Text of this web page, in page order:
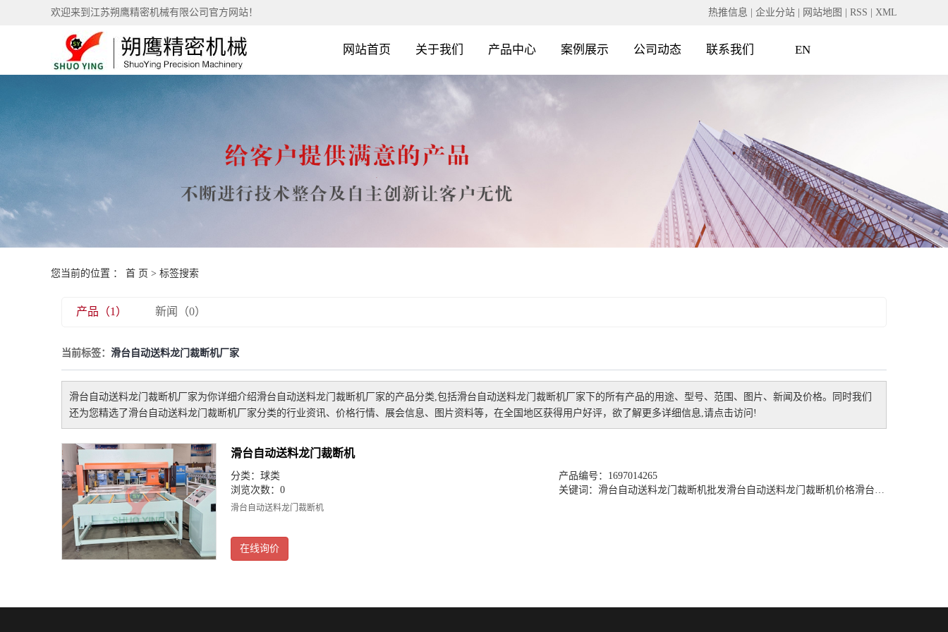
欢迎来到江苏朔鹰精密机械有限公司官方网站！ 热推信息 企业分站 网站地图 RSS XML
网站首页 关于我们 产品中心 案例展示 公司动态 联系我们 EN
您当前的位置 ： 首 页 > 标签搜索
产品（1） 新闻（0）
当前标签： 滑台自动送料龙门裁断机厂家
滑台自动送料龙门裁断机厂家为你详细介绍滑台自动送料龙门裁断机厂家的产品分类,包括滑台自动送料龙门裁断机厂家 下的所有产品的用途、型号、范围、图片、新闻及价格。同时我们
还为您精选了滑台自动送料龙门裁断机厂家分类的行业资讯、价格行情、展会信息、图片资料等，在全国地区获得用户好评，欲了解更多详细信息,请点击访问!
滑台自动送料龙门裁断机
分类： 球类
产品编号：1697014265
浏览次数：0
关键词： 滑台自动送料龙门裁断机批发滑台自动送料龙门裁断机价格滑台自动送料龙门裁断机厂家
滑台自动送料龙门裁断机
在线询价